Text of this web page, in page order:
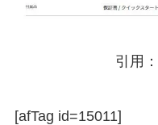
引用：
[afTag id=15011]